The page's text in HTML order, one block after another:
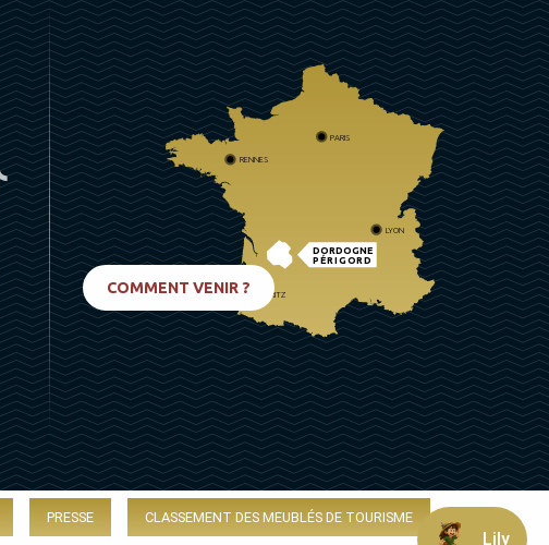
DORDOGNE
PÉRIGORD
PARIS
RENNES
LYON
BIARRITZ
COMMENT VENIR ?
PRESSE CLASSEMENT DES MEUBLÉS DE TOURISME
Lily